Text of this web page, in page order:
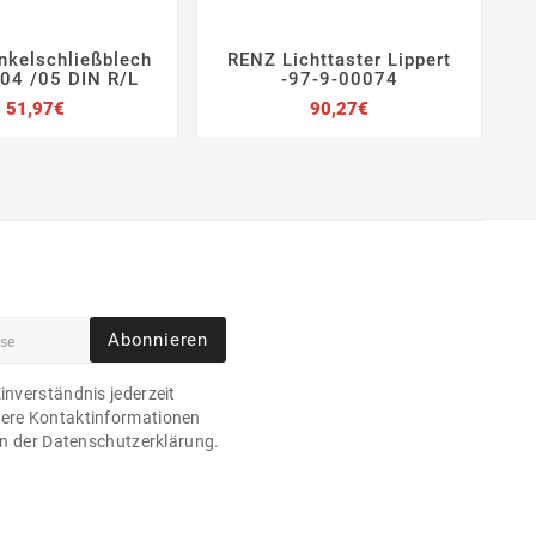
 
/05 DIN R/L
51,97€
  
RENZ Lichttaster Lippert
-97-9-00074
90,27€
Abonnieren
jederzeit
Kontaktinformationen
der Datenschutzerklärung.